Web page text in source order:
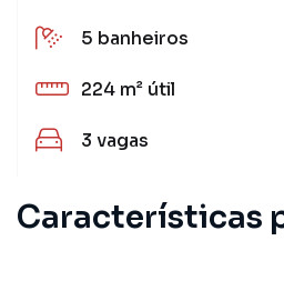
5 banheiros
224 m² útil
3 vagas
Características